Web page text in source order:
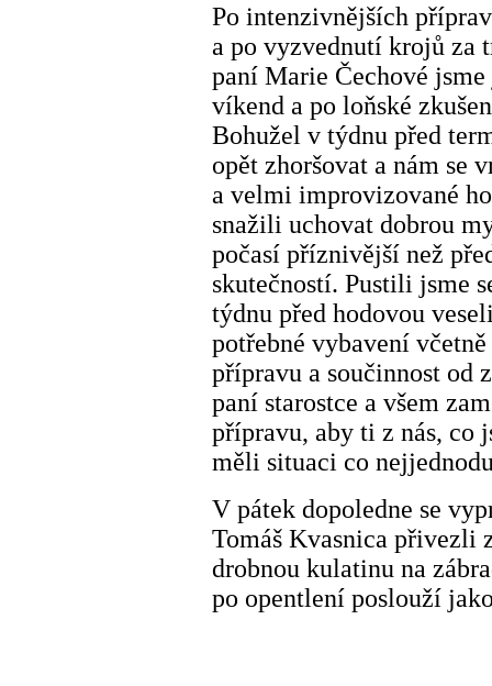
Po intenzivnějších
a po vyzvednutí krojů za
paní Marie Čechové
víkend a po loňské
Bohužel v týdnu před
opět zhoršovat a nám se
a velmi improvizované
snažili uchovat dobrou
počasí příznivější než
skutečností. Pustili jsme
týdnu před hodovou
potřebné vybavení
přípravu a součinnost od
paní starostce a všem
přípravu, aby ti z nás, co
měli situaci co
V pátek dopoledne se
Tomáš Kvasnica přivezli
drobnou kulatinu na
po opentlení poslouží